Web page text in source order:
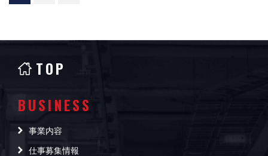
TOP
BUSINESS
事業内容
仕事募集情報